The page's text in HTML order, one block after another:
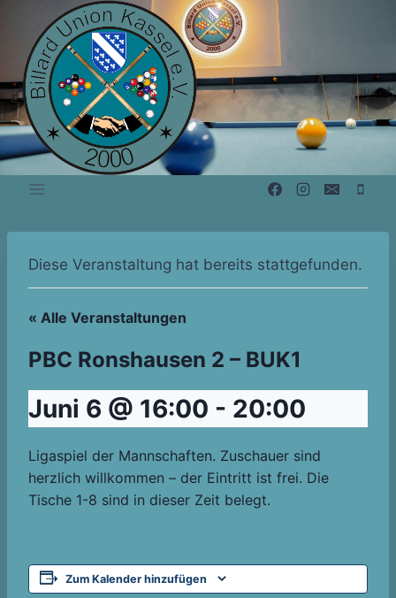
Inhalt
springen
Diese Veranstaltung hat bereits stattgefunden.
« Alle Veranstaltungen
PBC Ronshausen 2 – BUK1
Juni 6 @ 16:00 - 20:00
Ligaspiel der Mannschaften. Zuschauer sind
herzlich willkommen – der Eintritt ist frei. Die
Tische 1-8 sind in dieser Zeit belegt.
Zum Kalender hinzufügen